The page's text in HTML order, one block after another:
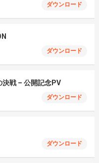
ダウンロード
ダウンロード
決戦 – 公開記念PV
ダウンロード
ダウンロード